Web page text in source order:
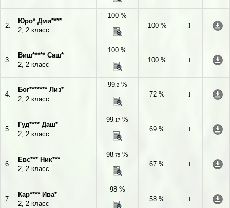
2.
Юро* Дми****
2, 2 класс
100 %
100 %
I
3.
Виш***** Саш*
2, 2 класс
100 %
100 %
I
4.
Бог******* Лиз*
2, 2 класс
99,2%
72 %
I
5.
Гуд**** Даш*
2, 2 класс
99,17 %
69 %
I
6.
Евс*** Ник***
2, 2 класс
98,75 %
67 %
I
7.
Кар**** Ива*
2, 2 класс
98 %
58 %
I